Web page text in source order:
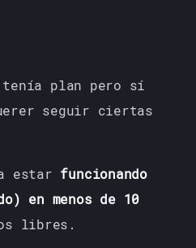
tenía plan pero sí
seguir ciertas
estar funcionando
en menos de 10
libres.